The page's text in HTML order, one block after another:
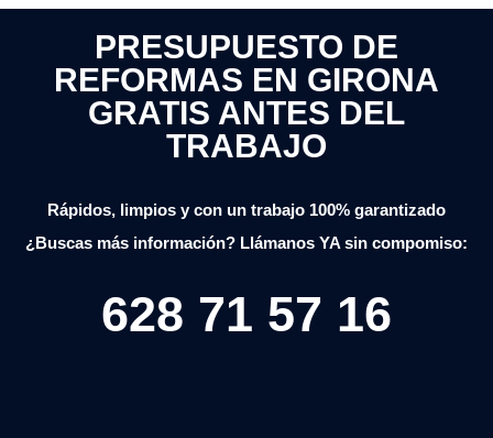
PRESUPUESTO DE
REFORMAS EN GIRONA
GRATIS ANTES DEL
TRABAJO
Rápidos, limpios y con un trabajo 100% garantizado
¿Buscas más información? Llámanos YA sin compomiso:
628 71 57 16